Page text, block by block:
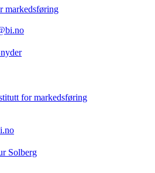
markedsføring
for markedsføring